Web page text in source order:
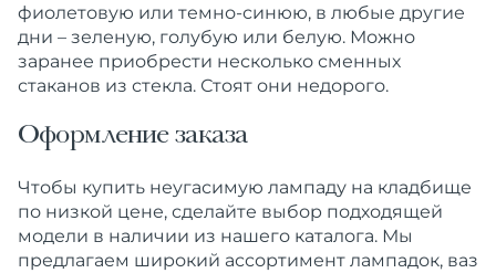
фиолетовую или темно-синюю, в любые другие
дни – зеленую, голубую или белую. Можно
заранее приобрести несколько сменных
стаканов из стекла. Стоят они недорого.
Оформление заказа
Чтобы купить неугасимую лампаду на кладбище
по низкой цене, сделайте выбор подходящей
модели в наличии из нашего каталога. Мы
предлагаем широкий ассортимент лампадок, ваз